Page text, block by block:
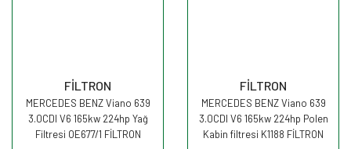
FİLTRON
MERCEDES BENZ Viano 639
3.0CDI V6 165kw 224hp Yağ
Filtresi OE677/1 FİLTRON
FİLTRON
MERCEDES BENZ Viano 639
3.0CDI V6 165kw 224hp Polen
Kabin filtresi K1188 FİLTRON